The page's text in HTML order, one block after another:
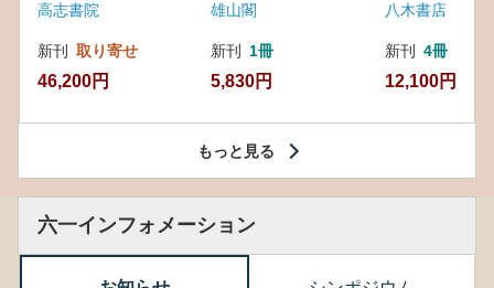
高志書院
新刊 取り寄せ
46,200円
雄山閣
新刊 1冊
5,830円
八木書店
新刊 4冊
12,100円
もっと見る
六一インフォメーション